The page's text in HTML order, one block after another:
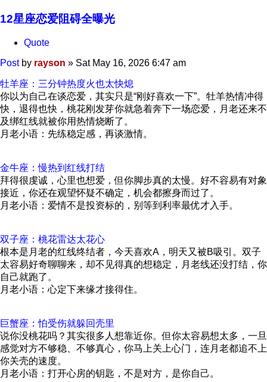
12星座恋爱阻碍全曝光
Quote
Post by rayson » Sat May 16, 2026 6:47 am
牡羊座：三分钟热度火也太快熄
你以为自己在谈恋爱，其实只是“刚好喜欢一下”。牡羊热情冲得
快，退得也快，桃花刚发芽你就急着奔下一场恋爱，月老还来不
及绑红线就被你用热情烧断了。
月老小语：先练稳定感，再谈激情。
金牛座：慢热到红线打结
拜得很虔诚，心里也想爱，但你脚步真的太慢。好不容易有对象
接近，你还在观望怀疑不确定，机会都擦身而过了。
月老小语：爱情不是投资标的，别等到利率最优才入手。
双子座：桃花雷达太花心
根本是月老的红线终结者，今天喜欢A，明天又被B吸引。双子
太容易好奇聊聊来，却不见得真的想稳定，月老线还没打结，你
自己就跑了。
月老小语：心定下来缘才接得住。
巨蟹座：怕受伤就躲回壳里
说你没桃花吗？其实很多人想靠近你。但你太容易想太多，一旦
感觉对方不够稳、不够真心，你马上关上心门，连月老都追不上
你关壳的速度。
月老小语：打开心房的钥匙，不是对方，是你自己。